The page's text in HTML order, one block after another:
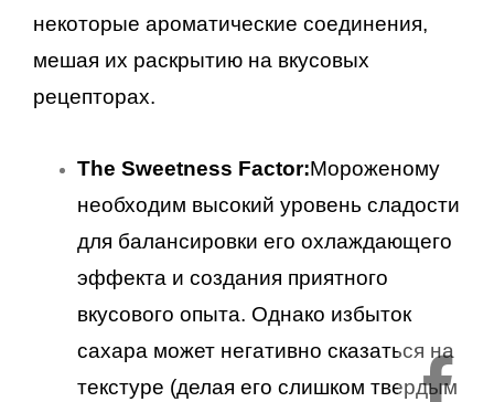
некоторые ароматические соединения,
мешая их раскрытию на вкусовых
рецепторах.
The Sweetness Factor:Мороженому
необходим высокий уровень сладости
для балансировки его охлаждающего
эффекта и создания приятного
вкусового опыта. Однако избыток
сахара может негативно сказаться на
текстуре (делая его слишком твердым